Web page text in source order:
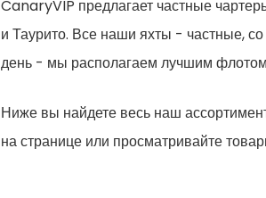
CanaryVIP предлагает частные
и Таурито. Все наши яхты - частные,
день - мы располагаем лучшим
Ниже вы найдете весь наш
на странице или просматривайте